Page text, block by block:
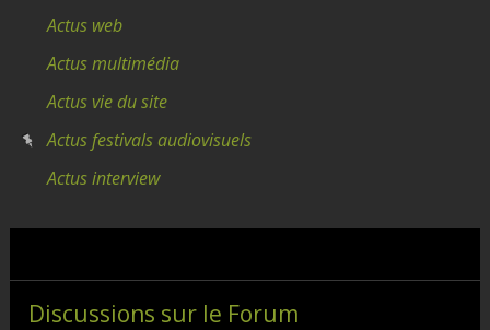
Actus web
Actus multimédia
Actus vie du site
Actus festivals audiovisuels
Actus interview
Discussions sur le Forum